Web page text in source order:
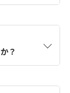
カウントを
を使用して
ます。
？